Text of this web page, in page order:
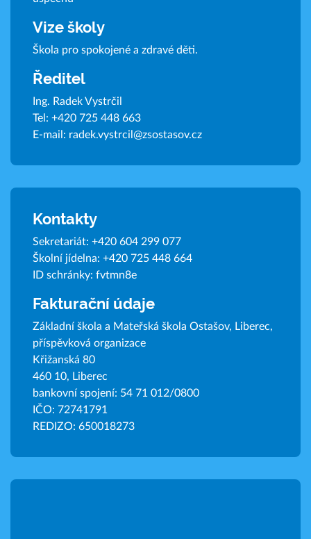
Vize školy
Škola pro spokojené a zdravé děti.
Ředitel
Ing. Radek Vystrčil
Tel: +420 725 448 663
E-mail: radek.vystrcil@zsostasov.cz
Kontakty
Sekretariát: +420 604 299 077
Školní jídelna: +420 725 448 664
ID schránky: fvtmn8e
Fakturační údaje
Základní škola a Mateřská škola Ostašov, Liberec,
příspěvková organizace
Křižanská 80
460 10, Liberec
bankovní spojení: 54 71 012/0800
IČO: 72741791
REDIZO: 650018273